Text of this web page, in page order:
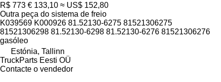
R$ 773 € 133,10 ≈ US$ 152,80
Outra peça do sistema de freio
K039569 K000926 81.52130-6275 81521306275
81521306298 81.52130-6298 81.52130-6276 81521306276
gasóleo
Estónia, Tallinn
TruckParts Eesti OÜ
Contacte o vendedor